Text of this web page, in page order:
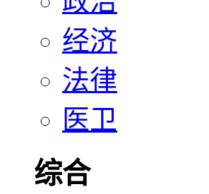
经济
法律
医卫
综合